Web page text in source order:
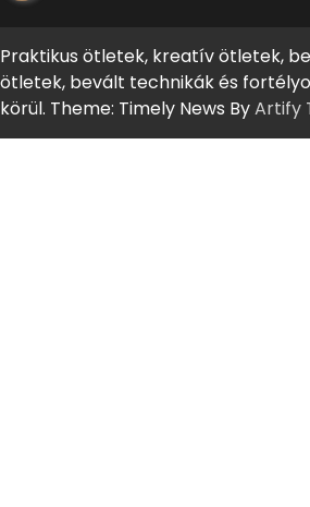
Praktikus ötletek, kreatív ötletek,
ötletek, bevált technikák és
körül. Theme: Timely News ByArtify